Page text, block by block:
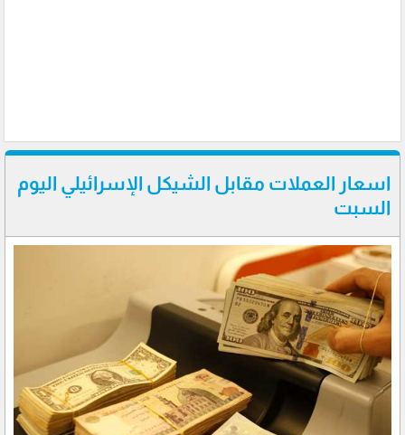
اسعار العملات مقابل الشيكل الإسرائيلي اليوم
السبت